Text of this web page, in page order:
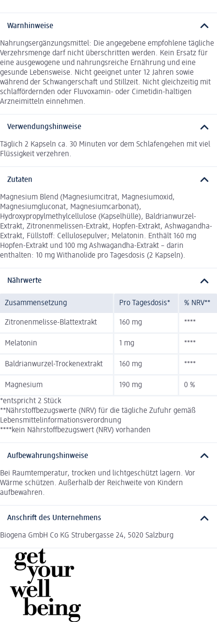
Warnhinweise
Nahrungsergänzungsmittel: Die angegebene empfohlene tägliche
Verzehrsmenge darf nicht überschritten werden. Kein Ersatz für
eine ausgewogene und nahrungsreiche Ernährung und eine
gesunde Lebensweise. Nicht geeignet unter 12 Jahren sowie
während der Schwangerschaft und Stillzeit. Nicht gleichzeitig mit
schlaffördernden oder Fluvoxamin- oder Cimetidin-haltigen
Arzneimitteln einnehmen.
Verwendungshinweise
Täglich 2 Kapseln ca. 30 Minuten vor dem Schlafengehen mit viel
Flüssigkeit verzehren.
Zutaten
Magnesium Blend (Magnesiumcitrat, Magnesiumoxid,
Magnesiumgluconat, Magnesiumcarbonat),
Hydroxypropylmethylcellulose (Kapselhülle), Baldrianwurzel-
Extrakt, Zitronenmelissen-Extrakt, Hopfen-Extrakt, Ashwagandha-
Extrakt, Füllstoff: Cellulosepulver; Melatonin. Enthält 160 mg
Hopfen-Extrakt und 100 mg Ashwagandha-Extrakt – darin
enthalten: 10 mg Withanolide pro Tagesdosis (2 Kapseln).
Nährwerte
Zusammensetzung Pro Tagesdosis* % NRV**
Zitronenmelisse-Blattextrakt 160 mg ****
Melatonin 1 mg ****
Baldrianwurzel-Trockenextrakt 160 mg ****
Magnesium 190 mg 0 %
*entspricht 2 Stück
**Nährstoffbezugswerte (NRV) für die tägliche Zufuhr gemäß
Lebensmittelinformationsverordnung
****kein Nährstoffbezugswert (NRV) vorhanden
Aufbewahrungshinweise
Bei Raumtemperatur, trocken und lichtgeschützt lagern. Vor
Wärme schützen. Außerhalb der Reichweite von Kindern
aufbewahren.
Anschrift des Unternehmens
Biogena GmbH Co KG Strubergasse 24, 5020 Salzburg